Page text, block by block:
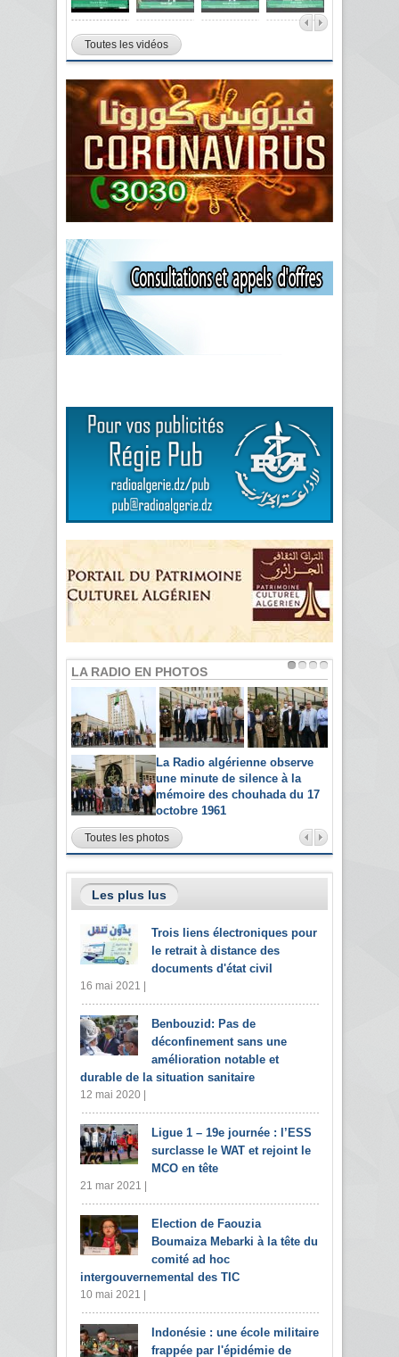
Toutes les vidéos
LA RADIO EN PHOTOS
La Radio algérienne observe
une minute de silence à la
mémoire des chouhada du 17
octobre 1961
Toutes les photos
Les plus lus
Trois liens électroniques pour
le retrait à distance des
documents d'état civil
16 mai 2021 |
Benbouzid: Pas de
déconfinement sans une
amélioration notable et
durable de la situation sanitaire
12 mai 2020 |
Ligue 1 – 19e journée : l’ESS
surclasse le WAT et rejoint le
MCO en tête
21 mar 2021 |
Election de Faouzia
Boumaiza Mebarki à la tête du
comité ad hoc
intergouvernemental des TIC
10 mai 2021 |
Indonésie : une école militaire
frappée par l'épidémie de